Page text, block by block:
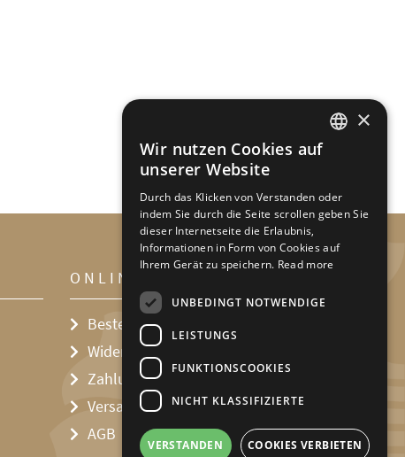
ONLINE SHOP
Bestellvorgang
Widerrufsbelehrung
Zahlungsmöglichkeiten
Versandkosten
AGB
DEFAULT LANGUAGE
GERMAN
×
Wir nutzen Cookies auf
unserer Website
Durch das Klicken von Verstanden oder
indem Sie durch die Seite scrollen geben Sie
dieser Internetseite die Erlaubnis,
Informationen in Form von Cookies auf
Ihrem Gerät zu speichern. Read more
UNBEDINGT NOTWENDIGE
LEISTUNGS
FUNKTIONSCOOKIES
NICHT KLASSIFIZIERTE
VERSTANDEN COOKIES VERBIETEN